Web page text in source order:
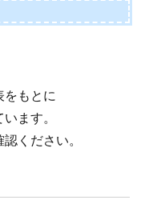
をもとに
ます。
ください。